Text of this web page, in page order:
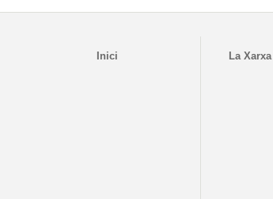
Inici La Xarxa